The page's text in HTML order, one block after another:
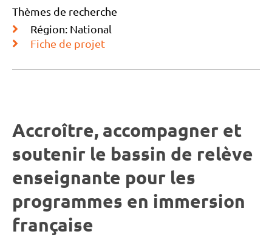
Thèmes de recherche
Région: National
Fiche de projet
Accroître, accompagner et
soutenir le bassin de relève
enseignante pour les
programmes en immersion
française